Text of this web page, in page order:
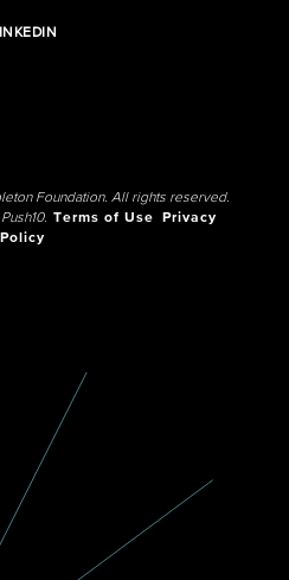
Foundation. All rights reserved.
Terms of Use
Privacy
Policy